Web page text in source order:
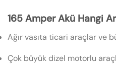
165 Amper Akü Hangi
Ağır vasıta ticari araçlar ve
Çok büyük dizel motorlu